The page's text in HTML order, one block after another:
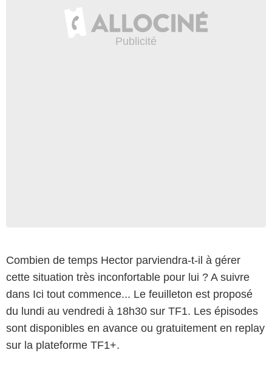
Combien de temps Hector parviendra-t-il à gérer
cette situation très inconfortable pour lui ? A suivre
dans Ici tout commence... Le feuilleton est proposé
du lundi au vendredi à 18h30 sur TF1. Les épisodes
sont disponibles en avance ou gratuitement en replay
sur la plateforme TF1+.